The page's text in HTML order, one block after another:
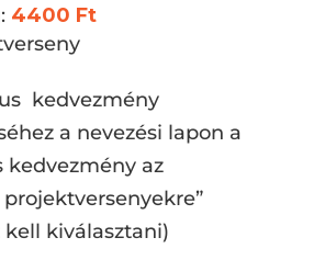
4400 Ft
kedvezmény
a nevezési lapon a
kedvezmény az
kiválasztani)